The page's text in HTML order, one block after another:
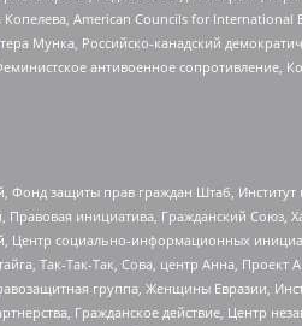
American Councils for International
Мунка, Российско-канадский
антивоенное сопротивление,
Фонд защиты прав граждан Штаб,
инициатива, Гражданский Союз,
Центр социально-информационных
Так-Так-Так, Сова, центр Анна, Проект
группа, Женщины Евразии,
Гражданское действие, Центр